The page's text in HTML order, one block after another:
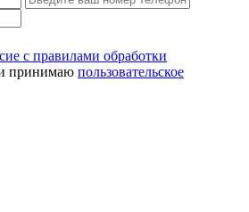
с правилами обработки
принимаю пользовательское